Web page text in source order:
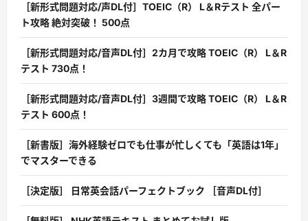
［新形式問題対応/声DL付］TOEIC（R） L＆Rテスト 全パー
ト攻略 絶対突破！ 500点
［新形式問題対応/音声DL付］2カ月で攻略 TOEIC（R） L＆R
テスト 730点！
［新形式問題対応/音声DL付］3週間で攻略 TOEIC（R） L＆R
テスト 600点！
［新書版］海外経験ゼロでも仕事が忙しくても「英語は1年」
でマスターできる
［決定版］ 日常英会話パーフェクトブック ［音声DL付］